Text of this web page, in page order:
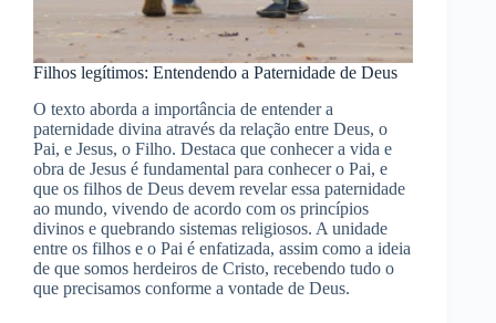
Filhos legítimos: Entendendo a Paternidade de Deus
O texto aborda a importância de entender a
paternidade divina através da relação entre Deus, o
Pai, e Jesus, o Filho. Destaca que conhecer a vida e
obra de Jesus é fundamental para conhecer o Pai, e
que os filhos de Deus devem revelar essa paternidade
ao mundo, vivendo de acordo com os princípios
divinos e quebrando sistemas religiosos. A unidade
entre os filhos e o Pai é enfatizada, assim como a ideia
de que somos herdeiros de Cristo, recebendo tudo o
que precisamos conforme a vontade de Deus.